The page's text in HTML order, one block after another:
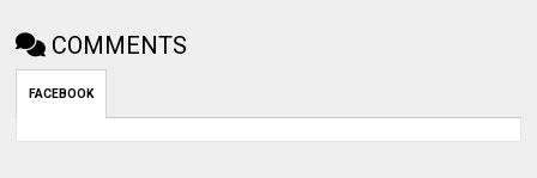
COMMENTS
FACEBOOK